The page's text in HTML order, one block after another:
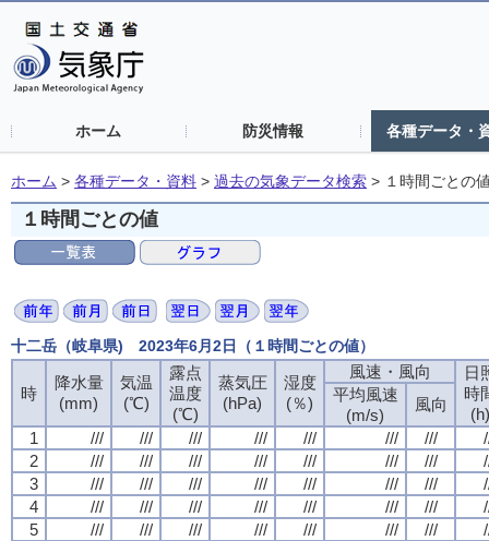
ホーム 防災情報 各種データ・
ホーム > 各種データ・資料 > 過去の気象データ検索 > １時間ごとの
１時間ごとの値
十二岳（岐阜県) 2023年6月2日（１時間ごとの値）
時
降水量
(mm)
気温
(℃)
露点
温度
(℃)
蒸気圧
(hPa)
湿度
(％)
風速・風向
日
時
(h)
平均風速
(m/s)
風向
1
/// /// /// /// /// /// ///
2
/// /// /// /// /// /// ///
3
/// /// /// /// /// /// ///
4
/// /// /// /// /// /// ///
5
/// /// /// /// /// /// ///